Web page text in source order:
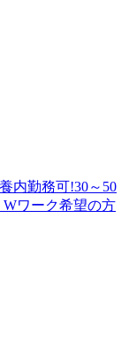
内勤務可!30～50
ワーク希望の方